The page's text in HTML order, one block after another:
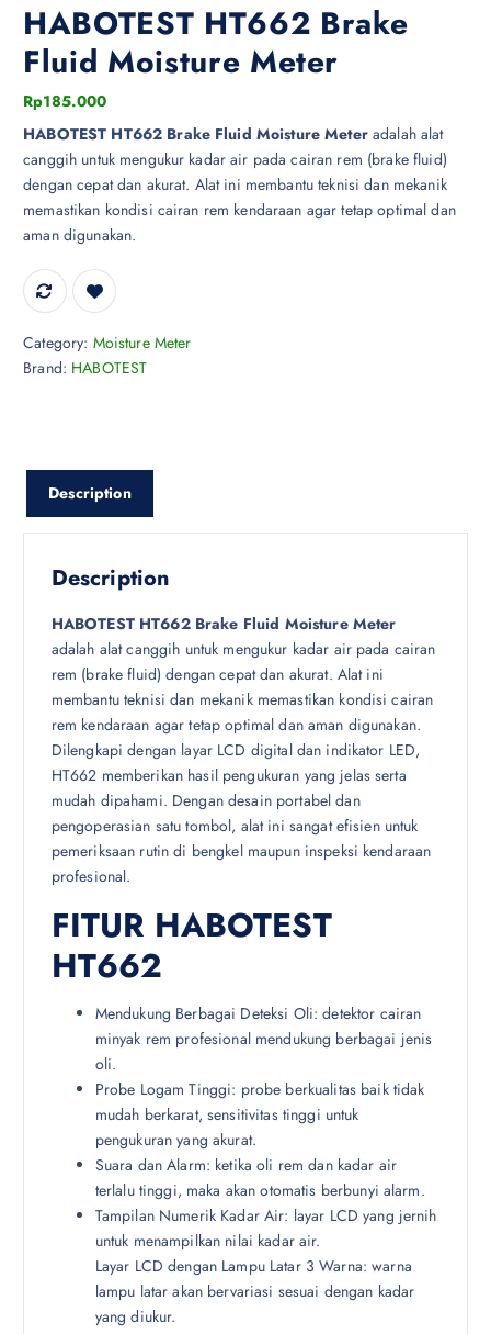
HABOTEST HT662 Brake
Fluid Moisture Meter
Rp185.000
HABOTEST HT662 Brake Fluid Moisture Meteradalah alat
canggih untuk mengukur kadar air pada cairan rem (brake fluid)
dengan cepat dan akurat. Alat ini membantu teknisi dan mekanik
memastikan kondisi cairan rem kendaraan agar tetap optimal dan
aman digunakan.
Category: Moisture Meter
Brand: HABOTEST
Description
Description
HABOTEST HT662 Brake Fluid Moisture Meter
adalah alat canggih untuk mengukur kadar air pada cairan
rem (brake fluid) dengan cepat dan akurat. Alat ini
membantu teknisi dan mekanik memastikan kondisi cairan
rem kendaraan agar tetap optimal dan aman digunakan.
Dilengkapi dengan layar LCD digital dan indikator LED,
HT662 memberikan hasil pengukuran yang jelas serta
mudah dipahami. Dengan desain portabel dan
pengoperasian satu tombol, alat ini sangat efisien untuk
pemeriksaan rutin di bengkel maupun inspeksi kendaraan
profesional.
FITUR HABOTEST
HT662
Mendukung Berbagai Deteksi Oli: detektor cairan
minyak rem profesional mendukung berbagai jenis
oli.
Probe Logam Tinggi: probe berkualitas baik tidak
mudah berkarat, sensitivitas tinggi untuk
pengukuran yang akurat.
Suara dan Alarm: ketika oli rem dan kadar air
terlalu tinggi, maka akan otomatis berbunyi alarm.
Tampilan Numerik Kadar Air: layar LCD yang jernih
untuk menampilkan nilai kadar air.
Layar LCD dengan Lampu Latar 3 Warna: warna
lampu latar akan bervariasi sesuai dengan kadar
yang diukur.